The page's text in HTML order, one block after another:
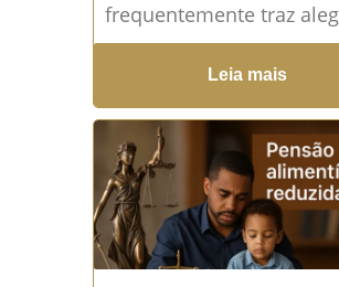
frequentemente traz
esperança e novos
compromissos — mas
também gera dúvidas
obrigações já assumidas,
especialmente no...Leia
→
Leia mais